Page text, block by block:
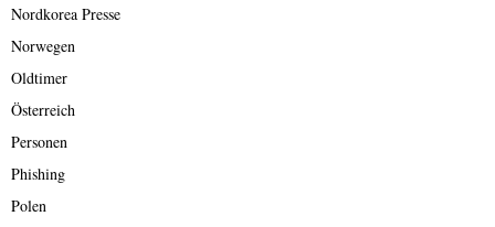
Nordkorea Presse
Norwegen
Oldtimer
Österreich
Personen
Phishing
Polen